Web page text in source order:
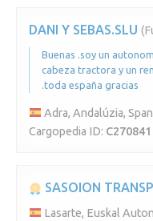
DANI Y SEBAS.SLU
Buenas .soy un
cabeza tractora y un
.toda españa gracias
Adra, Andalúzia,
Cargopedia ID: C270841
SASOION
Lasarte, Euskal